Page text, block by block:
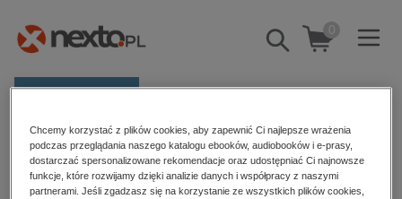
Pokaż/schowaj
wyszukiwarkę
0
Kategorie
Zobacz wszystkie E-prasa
Strona główna Karolina Sztobryn
Chcemy korzystać z plików cookies, aby zapewnić Ci najlepsze wrażenia
podczas przeglądania naszego katalogu ebooków, audiobooków i e-prasy,
dostarczać spersonalizowane rekomendacje oraz udostępniać Ci najnowsze
funkcje, które rozwijamy dzięki analizie danych i współpracy z naszymi
partnerami. Jeśli zgadzasz się na korzystanie ze wszystkich plików cookies,